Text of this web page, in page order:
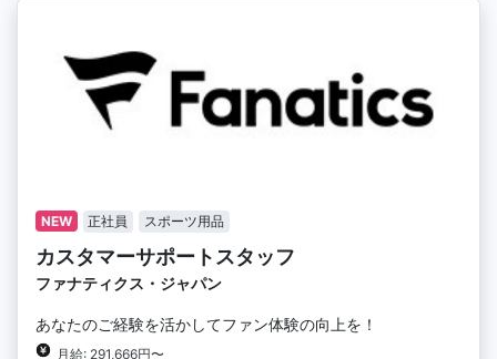
NEW 正社員 スポーツ用品
カスタマーサポートスタッフ
ファナティクス・ジャパン
あなたのご経験を活かしてファン体験の向上を！
月給: 291,666円〜